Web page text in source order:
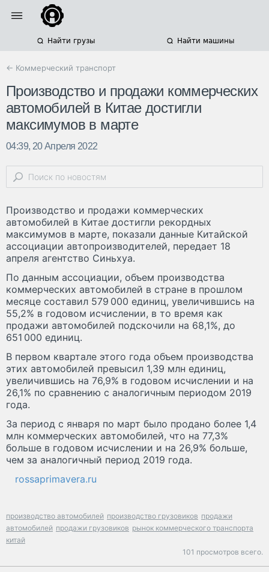
Найти грузы Найти машины
← Коммерческий транспорт
Производство и продажи коммерческих
автомобилей в Китае достигли
максимумов в марте
04:39, 20 Апреля 2022
Производство и продажи коммерческих
автомобилей в Китае достигли рекордных
максимумов в марте, показали данные Китайской
ассоциации автопроизводителей, передает 18
апреля агентство Синьхуа.
По данным ассоциации, объем производства
коммерческих автомобилей в стране в прошлом
месяце составил 579 000 единиц, увеличившись на
55,2% в годовом исчислении, в то время как
продажи автомобилей подскочили на 68,1%, до
651 000 единиц.
В первом квартале этого года объем производства
этих автомобилей превысил 1,39 млн единиц,
увеличившись на 76,9% в годовом исчислении и на
26,1% по сравнению с аналогичным периодом 2019
года.
За период с января по март было продано более 1,4
млн коммерческих автомобилей, что на 77,3%
больше в годовом исчислении и на 26,9% больше,
чем за аналогичный период 2019 года.
rossaprimavera.ru
производство автомобилей производство грузовиков продажи
автомобилей продажи грузовиков рынок коммерческого транспорта
китай
101 просмотров всего.